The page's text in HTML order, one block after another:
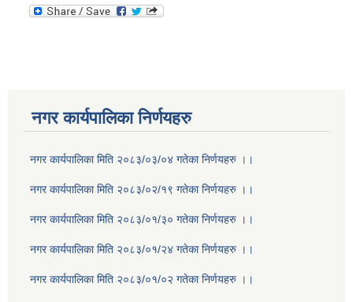
नगर कार्यपालिका निर्णयहरु
नगर कार्यपालिका मिति २०८३/०३/०४ गतेका निर्णयहरु ।।
नगर कार्यपालिका मिति २०८३/०२/१९ गतेका निर्णयहरु ।।
नगर कार्यपालिका मिति २०८३/०१/३० गतेका निर्णयहरु ।।
नगर कार्यपालिका मिति २०८३/०१/२४ गतेका निर्णयहरु ।।
नगर कार्यपालिका मिति २०८३/०१/०२ गतेका निर्णयहरु ।।